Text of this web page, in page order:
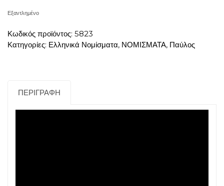
Εξαντλημένο
Κωδικός προϊόντος: 5823
Κατηγορίες: Ελληνικά Νομίσματα, ΝΟΜΙΣΜΑΤΑ, Παύλος
ΠΕΡΙΓΡΑΦΉ